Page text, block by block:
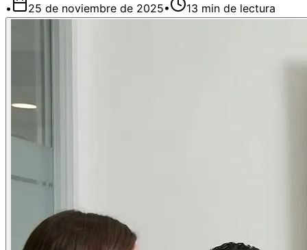
•
25 de noviembre de 2025• 13 min de lectura